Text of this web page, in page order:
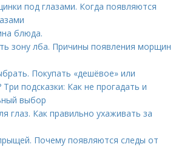
под глазами. Когда появляются
блюда.
зону лба. Причины появления морщин
Покупать «дешёвое» или
Три подсказки: Как не прогадать и
выбор
глаз. Как правильно ухаживать за
Почему появляются следы от